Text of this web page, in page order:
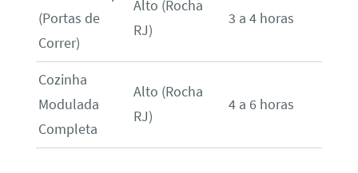
(Portas de
Correr)
Alto (Rocha
RJ)
3 a 4 horas
Cozinha
Modulada
Completa
Alto (Rocha
RJ)
4 a 6 horas